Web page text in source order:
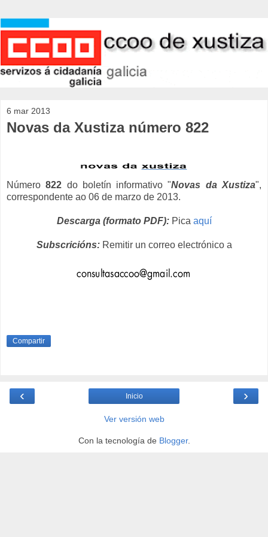
6 mar 2013
Novas da Xustiza número 822
Número822 do boletín informativo "Novas da Xustiza",
correspondente ao 06 de marzo de 2013.
Descarga (formato PDF): Pica aquí
Subscricións: Remitir un correo electrónico a
Compartir
‹ ›
Inicio
Ver versión web
Con la tecnología de Blogger.